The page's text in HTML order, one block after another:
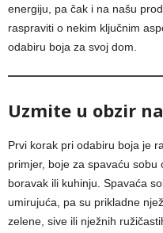
energiju, pa čak i na našu
raspraviti o nekim ključnim
odabiru boja za svoj dom.
Uzmite u obzir
Prvi korak pri odabiru boja je
primjer, boje za spavaću
boravak ili kuhinju. Spavaća
umirujuća, pa su prikladne
zelene, sive ili nježnih